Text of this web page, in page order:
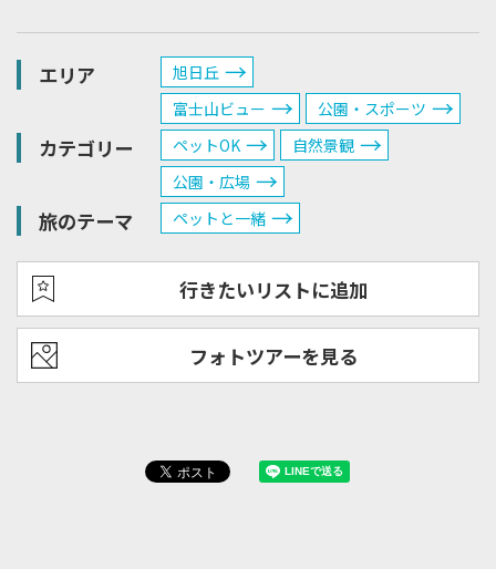
エリア 旭日丘
カテゴリー
富士山ビュー
公園・スポーツ
ペットOK
自然景観
公園・広場
旅のテーマ ペットと一緒
行きたいリストに追加
フォトツアーを見る